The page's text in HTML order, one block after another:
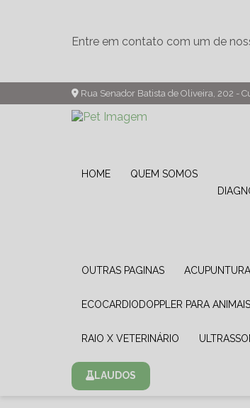
Entre em contato com um de
Rua Senador Batista de Oliveira, 202 -
HOME QUEM SOMOS
OUTRAS PAGINAS
ECOCARDIODOPPLER PARA ANIMAIS
RAIO X VETERINÁRIO
LAUDOS